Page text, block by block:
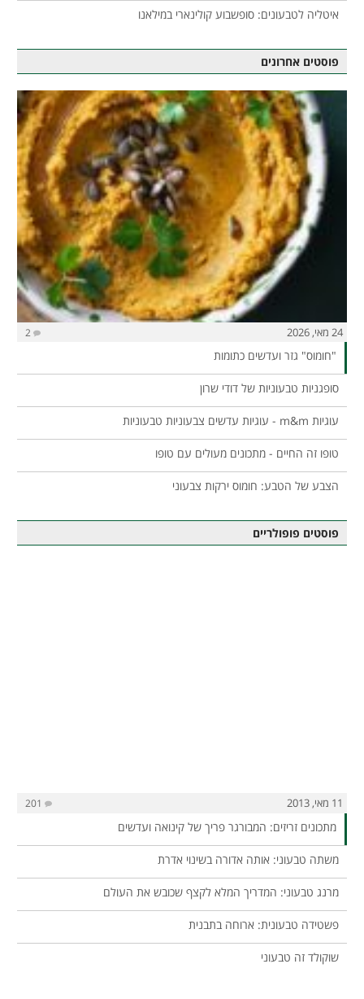
איטליה לטבעונים: סופשבוע קולינארי במילאנו
פוסטים אחרונים
24 מאי, 2026 2
"חומוס" גזר ועדשים כתומות
סופגניות טבעוניות של דודי שרון
עוגיות m&m - עוגיות עדשים צבעוניות טבעוניות
טופו זה החיים - מתכונים מעולים עם טופו
הצבע של הטבע: חומוס ירקות צבעוני
פוסטים פופולריים
11 מאי, 2013 201
מתכונים זריזים: המבורגר פריך של קינואה ועדשים
משתה טבעוני: אותה אדורה בשינוי אדרת
מרנג טבעוני: המדריך המלא לקצף שכובש את העולם
פשטידה טבעונית: ארוחה בתבנית
שוקולד זה טבעוני